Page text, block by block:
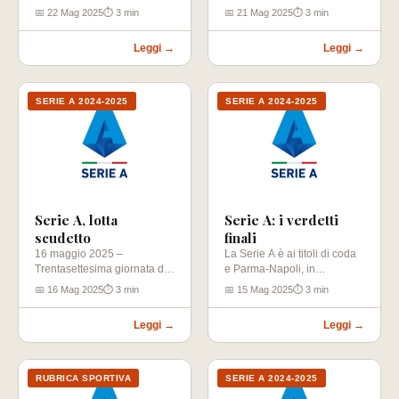
tanti verdetti ancora…
📅 22 Mag 2025⏱ 3 min
Leggi →
Napoli torna in campo
venerdì…
📅 21 Mag 2025⏱ 3 min
Leggi →
SERIE A 2024-2025
Serie A, lotta
scudetto
16 maggio 2025 –
Trentasettesima giornata di
Serie A che potrebbe
📅 16 Mag 2025⏱ 3 min
Leggi →
SERIE A 2024-2025
Serie A: i verdetti
finali
La Serie A è ai titoli di coda
e Parma-Napoli, in
programma domenica
📅 15 Mag 2025⏱ 3 min
Leggi →
RUBRICA SPORTIVA SERIE A 2024-2025